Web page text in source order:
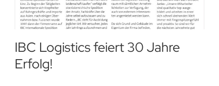
IBC Logistics feiert 30 Jahre
Erfolg!